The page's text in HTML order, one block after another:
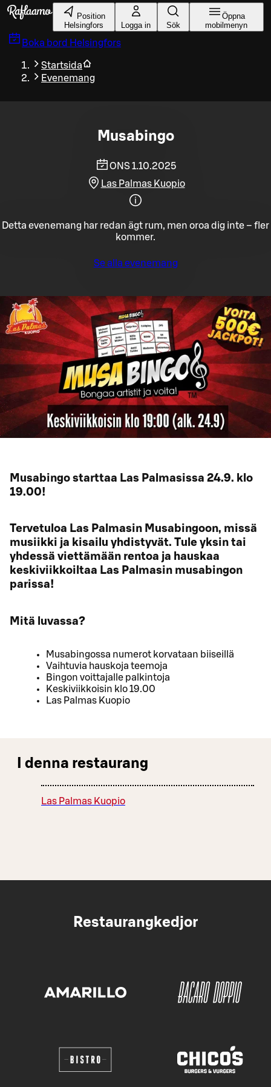
Gå till huvudinnehållet
Position
Helsingfors
Logga in Sök
Öppna
mobilmenyn
Boka bord Helsingfors
Startsida
Evenemang
Musabingo
ONS 1.10.2025
Las Palmas Kuopio
Detta evenemang har redan ägt rum, men oroa dig inte – fler
kommer.
Se alla evenemang
Musabingo starttaa Las Palmasissa 24.9. klo
19.00!
Tervetuloa Las Palmasin Musabingoon, missä
musiikki ja kisailu yhdistyvät. Tule yksin tai
yhdessä viettämään rentoa ja hauskaa
keskiviikkoiltaa Las Palmasin musabingon
parissa!
Mitä luvassa?
Musabingossa numerot korvataan biiseillä
Vaihtuvia hauskoja teemoja
Bingon voittajalle palkintoja
Keskiviikkoisin klo 19.00
Las Palmas Kuopio
I denna restaurang
Las Palmas Kuopio
Restaurangkedjor